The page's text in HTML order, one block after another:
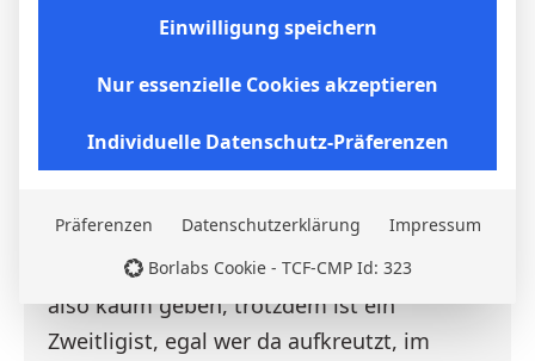
angepfiffen ist. Allein dieser famose Fabian
gefährlichlicher als der gesamte Angriff
jemals wieder unterschätzt werden. Ein
weiteres Pokalmärchen wird es für uns
also kaum geben, trotzdem ist ein
Zweitligist, egal wer da aufkreutzt, im
Einwilligung speichern
Nur essenzielle Cookies akzeptieren
Individuelle Datenschutz-Präferenzen
Präferenzen Datenschutzerklärung
Impressum
Borlabs Cookie - TCF-CMP Id: 323